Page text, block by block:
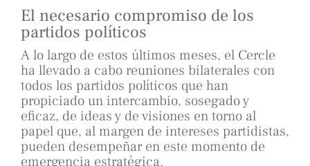
El necesario compromiso de los
partidos políticos
A lo largo de estos últimos meses, el Cercle
ha llevado a cabo reuniones bilaterales con
todos los partidos políticos que han
propiciado un intercambio, sosegado y
eficaz, de ideas y de visiones en torno al
papel que, al margen de intereses partidistas,
pueden desempeñar en este momento de
emergencia estratégica.